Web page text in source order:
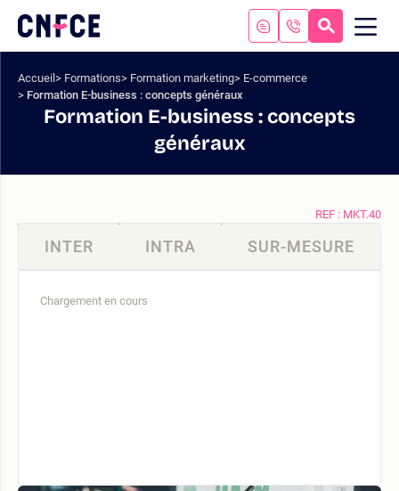
contenu
Logo
site
Accueil Formations Formation marketing
E-commerce
Formation E-business : concepts généraux
Formation E-business : concepts
généraux
REF : MKT.40
INTER INTRA SUR-MESURE